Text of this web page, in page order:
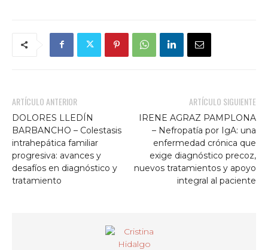
ARTÍCULO ANTERIOR
DOLORES LLEDÍN
BARBANCHO – Colestasis
intrahepática familiar
progresiva: avances y
desafíos en diagnóstico y
tratamiento
ARTÍCULO SIGUIENTE
IRENE AGRAZ PAMPLONA
– Nefropatía por IgA: una
enfermedad crónica que
exige diagnóstico precoz,
nuevos tratamientos y apoyo
integral al paciente